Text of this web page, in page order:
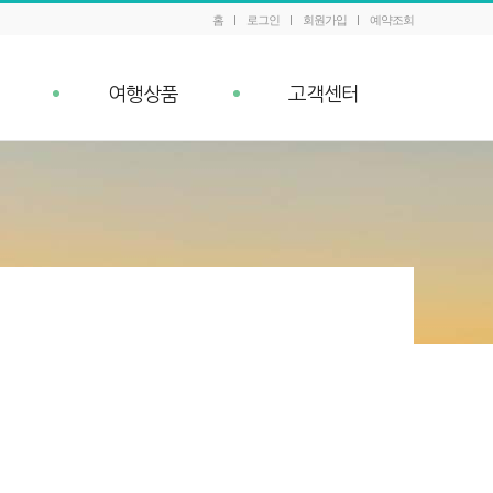
홈 로그인 회원가입 예약조회
여행상품
패키지 예약조회
고객센터
공지사항